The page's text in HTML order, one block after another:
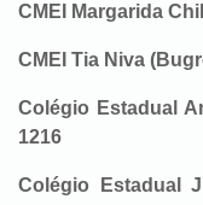
CMEI Margarida
CMEI Tia Niva
Colégio Estadual
1216
Colégio Estadual